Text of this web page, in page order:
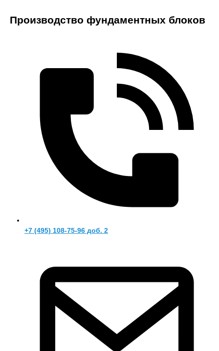
Производство фундаментных блоков
+7 (495) 108-75-96 доб. 2